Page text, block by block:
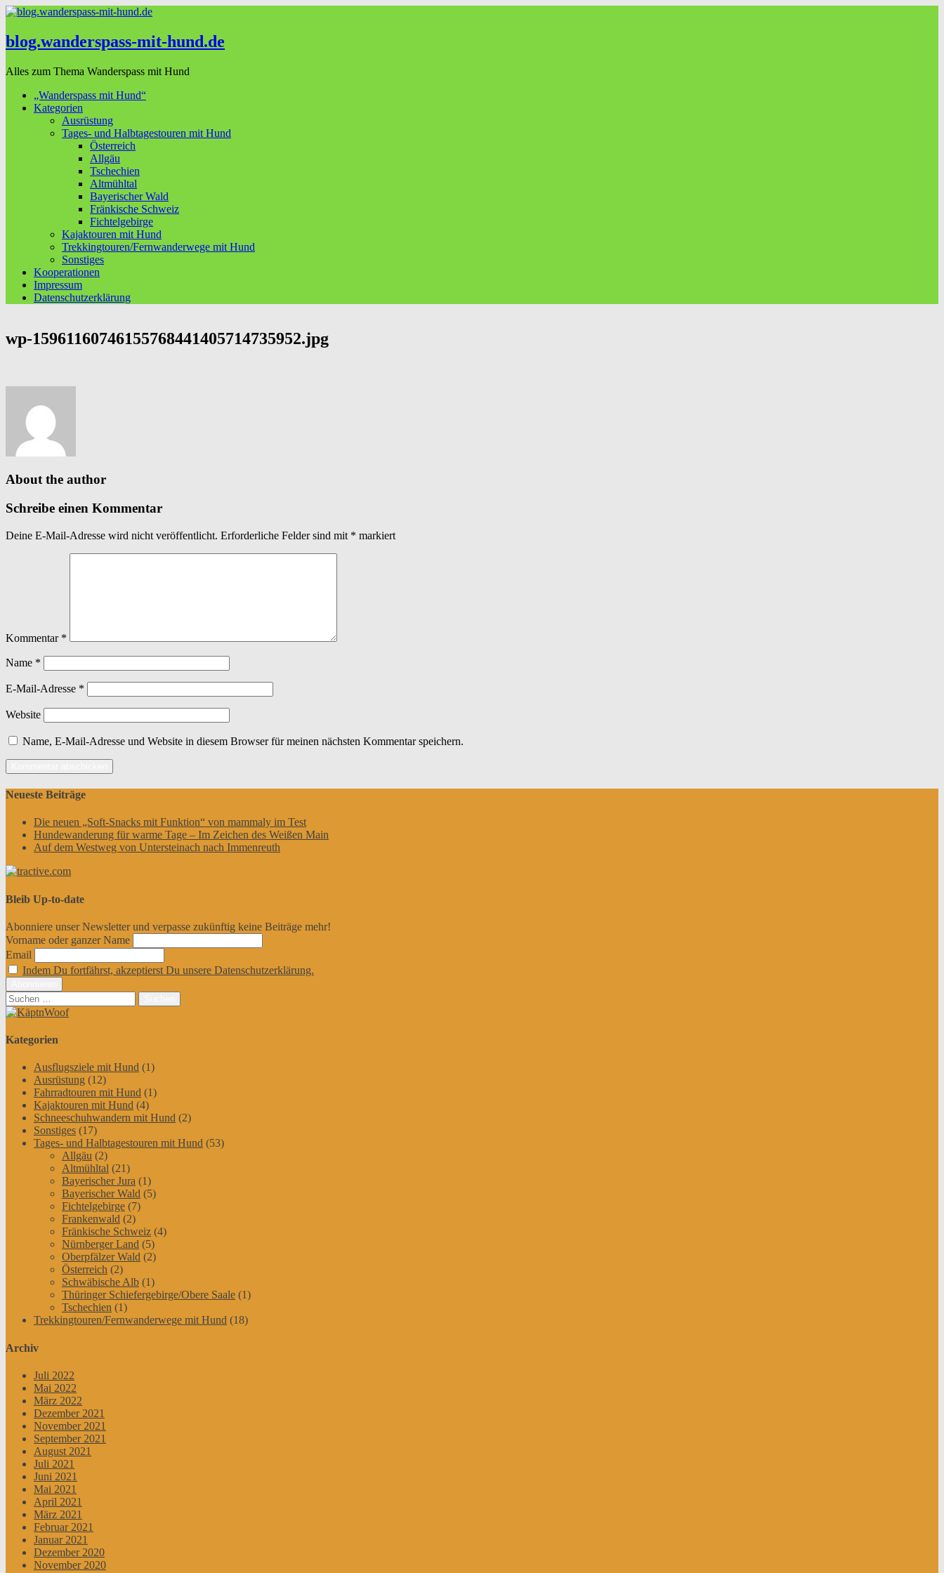
blog.wanderspass-mit-hund.de
Alles zum Thema Wanderspass mit Hund
„Wanderspass mit Hund“
Kategorien
Ausrüstung
Tages- und Halbtagestouren mit Hund
Österreich
Allgäu
Tschechien
Altmühltal
Bayerischer Wald
Fränkische Schweiz
Fichtelgebirge
Kajaktouren mit Hund
Trekkingtouren/Fernwanderwege mit Hund
Sonstiges
Kooperationen
Impressum
Datenschutzerklärung
wp-15961160746155768441405714735952.jpg
About the author
Schreibe einen Kommentar
Deine E-Mail-Adresse wird nicht veröffentlicht. Erforderliche Felder sind mit * markiert
Kommentar *
Name *
E-Mail-Adresse *
Website
Name, E-Mail-Adresse und Website in diesem Browser für meinen nächsten Kommentar speichern.
Neueste Beiträge
Die neuen „Soft-Snacks mit Funktion“ von mammaly im Test
Hundewanderung für warme Tage – Im Zeichen des Weißen Main
Auf dem Westweg von Untersteinach nach Immenreuth
Bleib Up-to-date
Abonniere unser Newsletter und verpasse zukünftig keine Beiträge mehr!
Vorname oder ganzer Name
Email
Indem Du fortfährst, akzeptierst Du unsere Datenschutzerklärung.
Suchen
nach:
Kategorien
Ausflugsziele mit Hund (1)
Ausrüstung (12)
Fahrradtouren mit Hund (1)
Kajaktouren mit Hund (4)
Schneeschuhwandern mit Hund (2)
Sonstiges (17)
Tages- und Halbtagestouren mit Hund (53)
Allgäu (2)
Altmühltal (21)
Bayerischer Jura (1)
Bayerischer Wald (5)
Fichtelgebirge (7)
Frankenwald (2)
Fränkische Schweiz (4)
Nürnberger Land (5)
Oberpfälzer Wald (2)
Österreich (2)
Schwäbische Alb (1)
Thüringer Schiefergebirge/Obere Saale (1)
Tschechien (1)
Trekkingtouren/Fernwanderwege mit Hund (18)
Archiv
Juli 2022
Mai 2022
März 2022
Dezember 2021
November 2021
September 2021
August 2021
Juli 2021
Juni 2021
Mai 2021
April 2021
März 2021
Februar 2021
Januar 2021
Dezember 2020
November 2020